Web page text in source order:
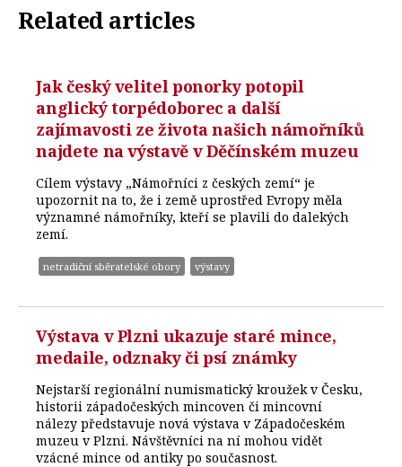
Related articles
Jak český velitel ponorky potopil
anglický torpédoborec a další
zajímavosti ze života našich námořníků
najdete na výstavě v Děčínském muzeu
Cílem výstavy „Námořníci z českých zemí“ je
upozornit na to, že i země uprostřed Evropy měla
významné námořníky, kteří se plavili do dalekých
zemí.
netradiční sběratelské obory výstavy
Výstava v Plzni ukazuje staré mince,
medaile, odznaky či psí známky
Nejstarší regionální numismatický kroužek v Česku,
historii západočeských mincoven či mincovní
nálezy představuje nová výstava v Západočeském
muzeu v Plzni. Návštěvníci na ní mohou vidět
vzácné mince od antiky po současnost.